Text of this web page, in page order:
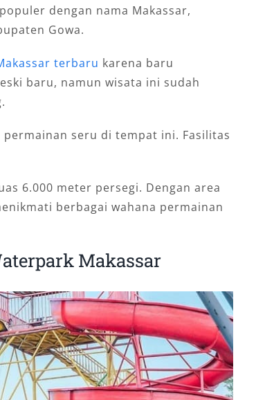
dengan nama Makassar,
Gowa.
terbaru karena baru
baru, namun wisata ini sudah
permainan seru di tempat ini. Fasilitas
6.000 meter persegi. Dengan area
berbagai wahana permainan
Makassar